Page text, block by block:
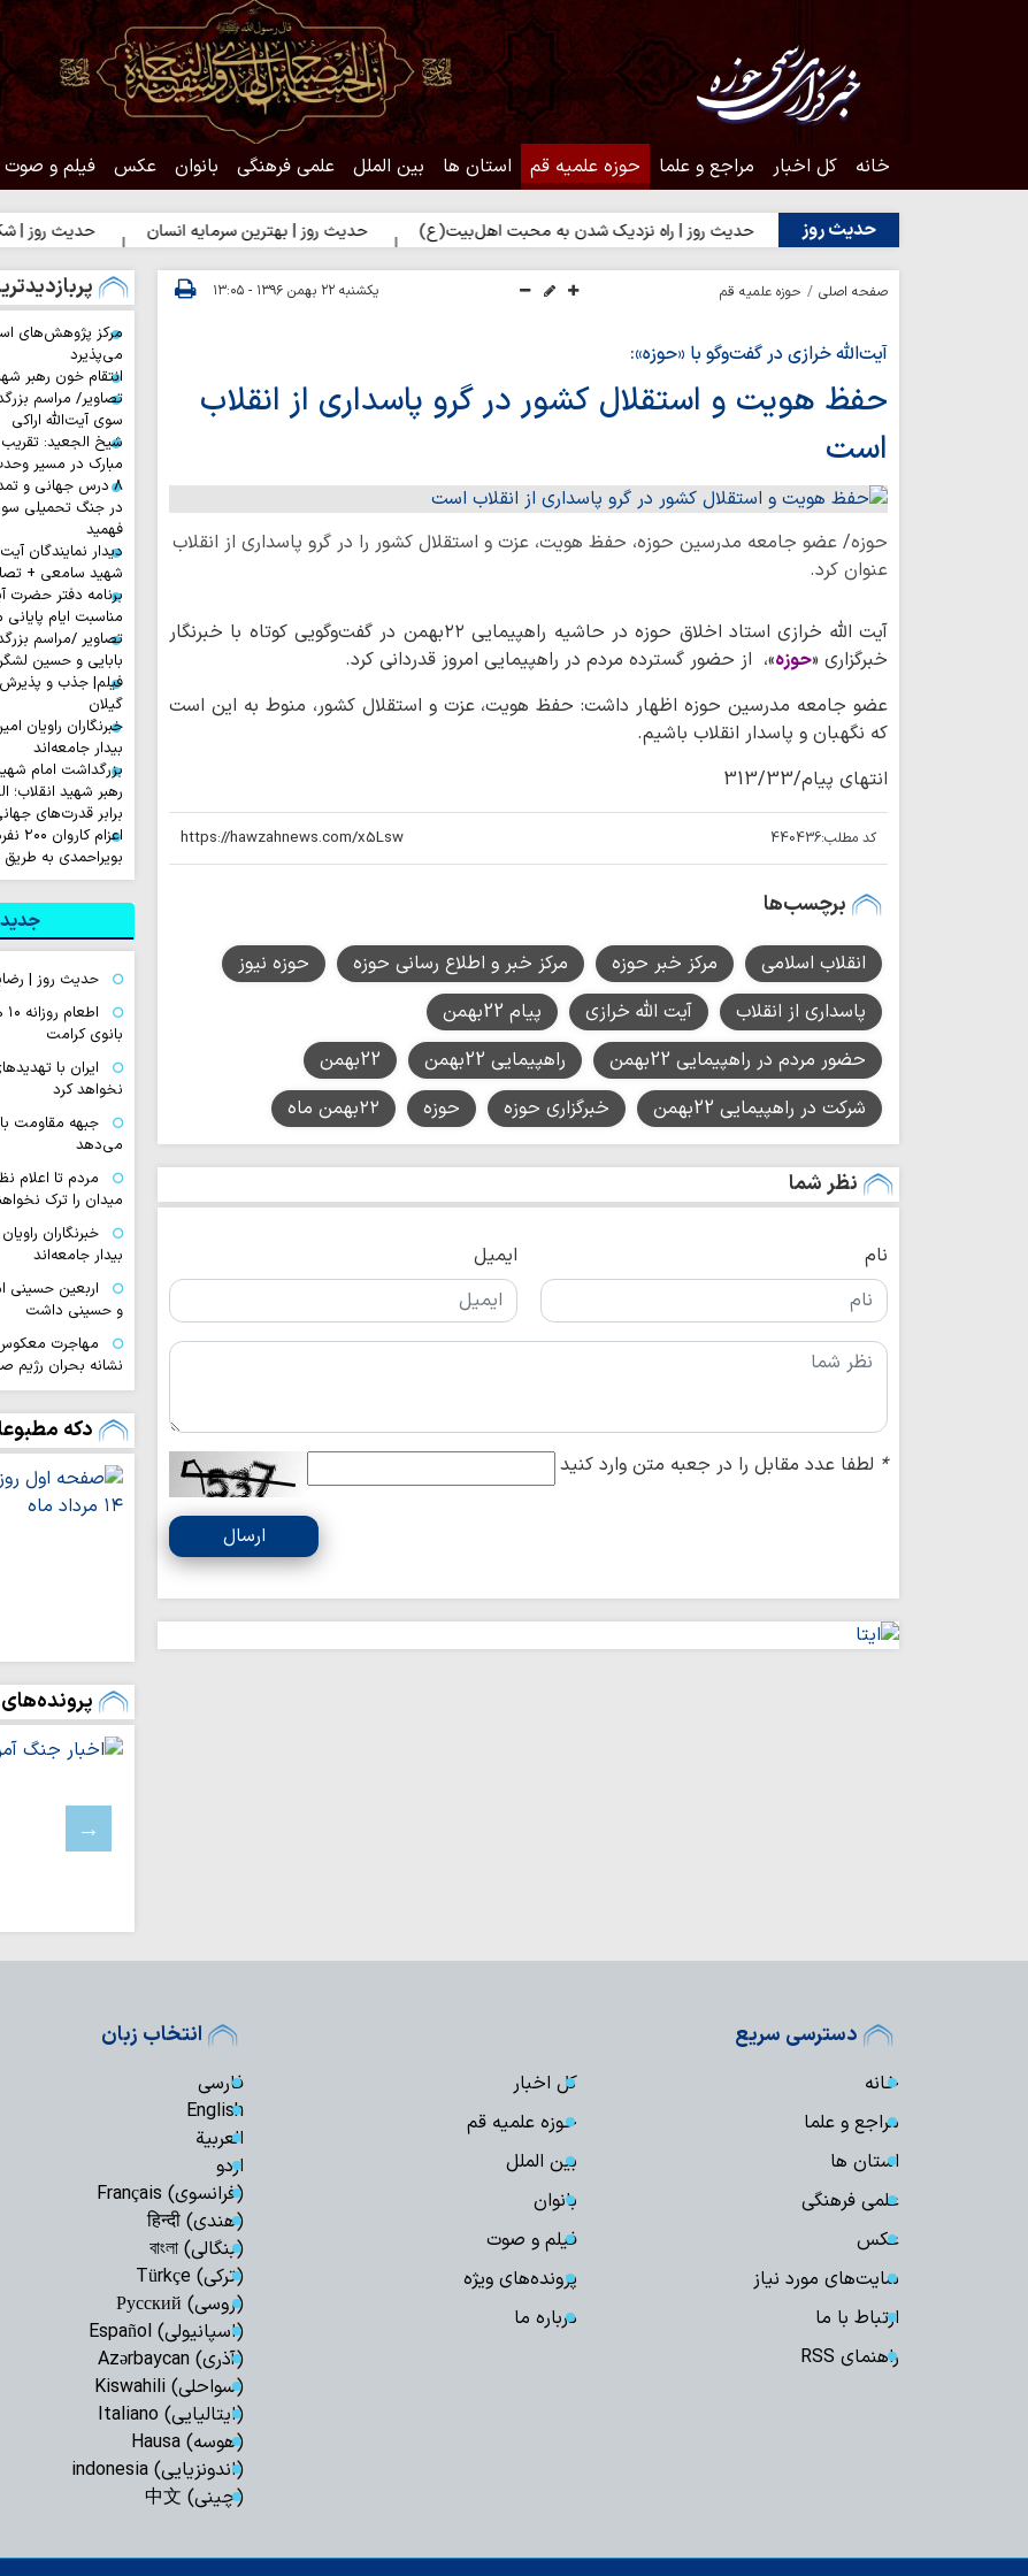
خانه کل اخبار مراجع و علما حوزه علمیه قم استان ها بین الملل علمی فرهنگی بانوان عکس فیلم و صوت
حدیث روزخدا یا رضایت مردم؟ حدیث روز | راه نزدیک شدن به محبت اهل‌بیت(ع) حدیث روز | بهترین سرمایه انسان حدیث روز | شکیبایی
صفحه اصلی حوزه علمیه قم یکشنبه ۲۲ بهمن ۱۳۹۶ - ۱۳:۰۵
آیت‌الله خرازی در گفت‌وگو با «حوزه»:
حفظ هویت و استقلال کشور در گرو پاسداری از انقلاب
است
حوزه/ عضو جامعه مدرسین حوزه، حفظ هویت، عزت و استقلال کشور را در گرو پاسداری از انقلاب
عنوان کرد.
آیت الله خرازی استاد اخلاق حوزه در حاشیه راهپیمایی ۲۲بهمن در گفت‌وگویی کوتاه با خبرنگار
خبرگزاری «حوزه»، از حضور گسترده مردم در راهپیمایی امروز قدردانی کرد.
عضو جامعه مدرسین حوزه اظهار داشت: حفظ هویت، عزت و استقلال کشور، منوط به این است
که نگهبان و پاسدار انقلاب باشیم.
انتهای پیام/313/33
کد مطلب:440436
برچسب‌ها
انقلاب اسلامی مرکز خبر حوزه مرکز خبر و اطلاع رسانی حوزه
حوزه نیوز
پاسداری از انقلاب
آیت الله خرازی
پیام 22بهمن
حضور مردم در راهپیمایی 22بهمن
راهپیمایی 22بهمن
22بهمن
شرکت در راهپیمایی 22بهمن
خبرگزاری حوزه حوزه ۲۲بهمن ماه
نظر شما
نام ایمیل
* لطفا عدد مقابل را در جعبه متن وارد کنید
ارسال
مرکز پژوهش‌های
می‌پذیرد
انتقام خون رهبر
تصاویر/ مراسم
سوی آیت‌الله اراکی
شیخ الجعید: تقریب
مبارک در مسیر
۸ درس جهانی و
در جنگ تحمیلی
فهمید
دیدار نمایندگان
شهید سامعی +
برنامه دفتر حضرت
مناسبت ایام
تصاویر /مراسم
بابایی و حسین
فیلم| جذب و
گیلان
خبرنگاران راویان
بیدار جامعه‌اند
بزرگداشت امام
رهبر شهید انقلاب؛
برابر قدرت‌های
بویراحمدی به
حدیث روز |
بانوی کرامت
ایران با
نخواهد کرد
جبهه مقاومت
می‌دهد
مردم تا اعلام
میدان را ترک
خبرنگاران
بیدار جامعه‌اند
اربعین حسینی
و حسینی داشت
مهاجرت
نشانه بحران رژیم
زنان عاشورایی در
ایران قوی با
دیپلماسی هوشمند
اقتدار امروز
لبنان
مسلمانان
سخت
عادی‌سازی روابط
اسرائیل
بن‌بست شده است
عادی‌سازی روابط
اجرای قانون
مدیریت تنگه
اسلامی ایران است
است
اربعین حسینی،
شکستن غرور
ایستادگی و
عقب‌نشینی دشمن و
است
آمریکا در
دکه
دسترسی سریع
خانه
کل اخبار
مراجع و علما
حوزه علمیه قم
استان ها
بین الملل
علمی فرهنگی
بانوان
عکس
فیلم و صوت
سایت‌های مورد نیاز
پرونده‌های ویژه
ارتباط با ما
درباره ما
راهنمای RSS
انتخاب زبان
فارسی
English
العربیة
اردو
(فرانسوی) Français
(هندی) हिन्दी
(بنگالی) বাংলা
(ترکی) Türkçe
(روسی) Русский
(اسپانیولی) Español
(آذری) Azərbaycan
(سواحلی) Kiswahili
(ایتالیایی) Italiano
(هوسه) Hausa
(اندونزیایی) indonesia
(چینی) 中文